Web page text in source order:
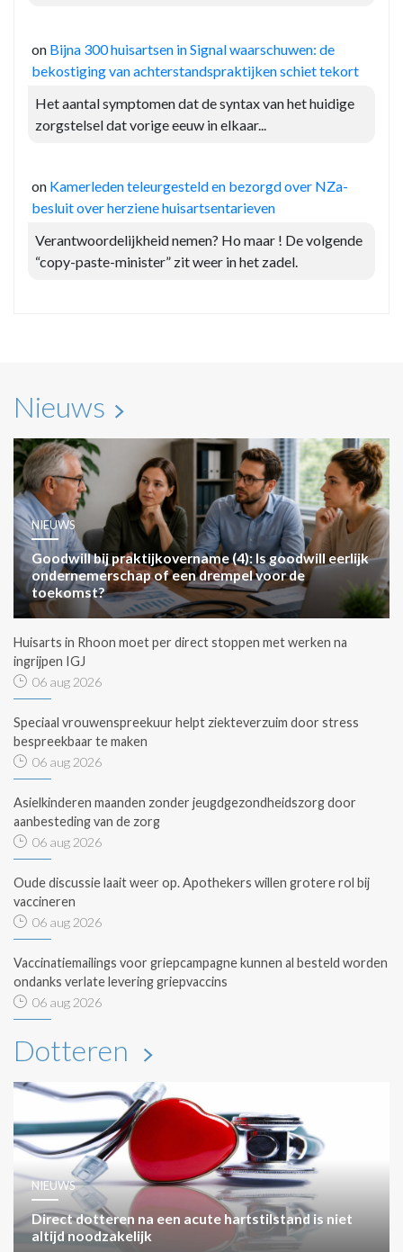
on Bijna 300 huisartsen in Signal waarschuwen: de
bekostiging van achterstandspraktijken schiet tekort
Het aantal symptomen dat de syntax van het huidige
zorgstelsel dat vorige eeuw in elkaar...
on Kamerleden teleurgesteld en bezorgd over NZa-
besluit over herziene huisartsentarieven
Verantwoordelijkheid nemen? Ho maar ! De volgende
“copy-paste-minister” zit weer in het zadel.
Nieuws
NIEUWS
Goodwill bij praktijkovername (4): Is goodwill eerlijk
ondernemerschap of een drempel voor de
toekomst?
Huisarts in Rhoon moet per direct stoppen met werken na
ingrijpen IGJ
06 aug 2026
Speciaal vrouwenspreekuur helpt ziekteverzuim door stress
bespreekbaar te maken
06 aug 2026
Asielkinderen maanden zonder jeugdgezondheidszorg door
aanbesteding van de zorg
06 aug 2026
Oude discussie laait weer op. Apothekers willen grotere rol bij
vaccineren
06 aug 2026
Vaccinatiemailings voor griepcampagne kunnen al besteld worden
ondanks verlate levering griepvaccins
06 aug 2026
Dotteren
NIEUWS
Direct dotteren na een acute hartstilstand is niet
altijd noodzakelijk